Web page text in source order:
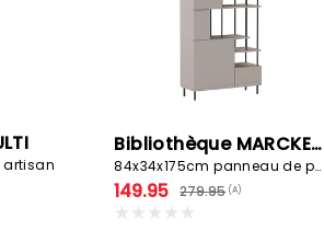
artisan
Bibliothèque MARCKERIC CAMPOS
84x34x175cm panneau de particules
149.95 279.95 (A)